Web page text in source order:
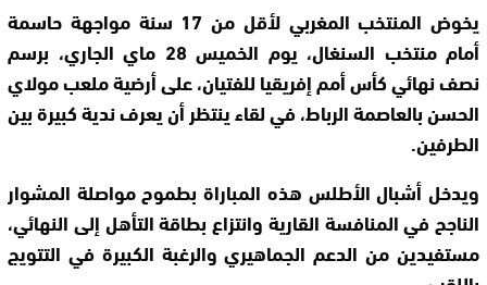
يخوض المنتخب المغربي لأقل من 17 سنة مواجهة حاسمة
أمام منتخب السنغال، يوم الخميس 28 ماي الجاري، برسم
نصف نهائي كأس أمم إفريقيا للفتيان، على أرضية ملعب مولاي
الحسن بالعاصمة الرباط، في لقاء ينتظر أن يعرف ندية كبيرة بين
الطرفين.
ويدخل أشبال الأطلس هذه المباراة بطموح مواصلة المشوار
الناجح في المنافسة القارية وانتزاع بطاقة التأهل إلى النهائي،
مستفيدين من الدعم الجماهيري والرغبة الكبيرة في التتويج